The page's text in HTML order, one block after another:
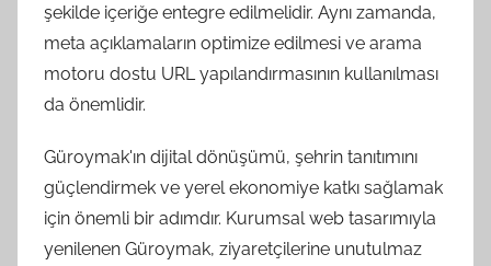
şekilde içeriğe entegre edilmelidir. Aynı zamanda,
meta açıklamaların optimize edilmesi ve arama
motoru dostu URL yapılandırmasının kullanılması
da önemlidir.
Güroymak'ın dijital dönüşümü, şehrin tanıtımını
güçlendirmek ve yerel ekonomiye katkı sağlamak
için önemli bir adımdır. Kurumsal web tasarımıyla
yenilenen Güroymak, ziyaretçilerine unutulmaz